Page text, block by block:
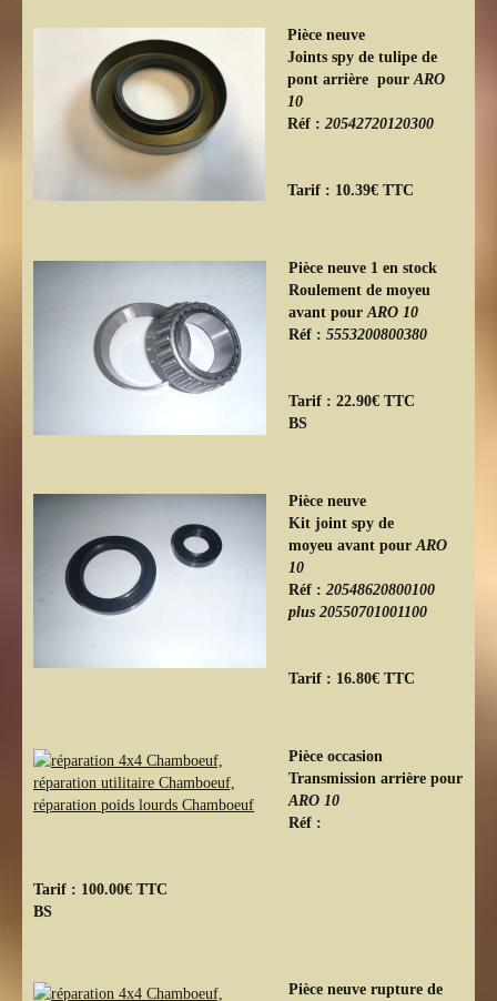
Pièce neuve
Joints spy de tulipe de
pont arrière pour ARO
10
Réf : 20542720120300
Tarif : 10.39€ TTC
Pièce neuve 1 en stock
Roulement de moyeu
avant pour ARO 10
Réf : 5553200800380
Tarif : 22.90€ TTC
BS
Pièce neuve
Kit joint spy de
moyeu avant pour ARO
10
Réf : 20548620800100
plus 20550701001100
Tarif : 16.80€ TTC
Pièce occasion
Transmission arrière pour
ARO 10
Réf :
Tarif : 100.00€ TTC
BS
Pièce neuve rupture de